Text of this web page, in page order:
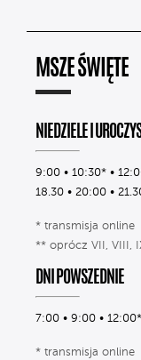
MSZE ŚWIĘTE
NIEDZIELE I
9:00 • 10:30* •
18.30 • 20:00 •
* transmisja online
** oprócz VII, VIII,
DNI POWSZEDNIE
7:00 • 9:00 •
* transmisja online